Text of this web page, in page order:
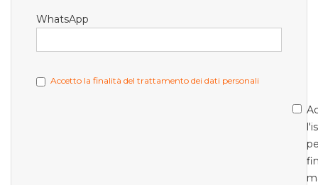
WhatsApp
Accetto la finalità del trattamento dei dati personali